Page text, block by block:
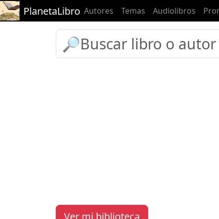
PlanetaLibro Autores Temas Audiolibros
Ver mi biblioteca